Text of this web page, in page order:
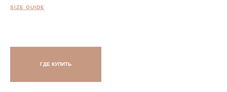
SIZE GUIDE
ГДЕ КУПИТЬ